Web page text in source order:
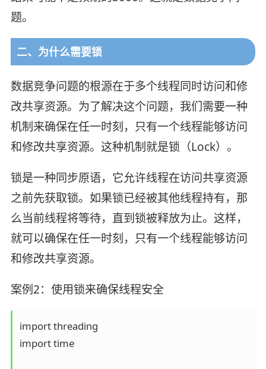
题。
二、为什么需要锁
数据竞争问题的根源在于多个线程同时访问和修
改共享资源。为了解决这个问题，我们需要一种
机制来确保在任一时刻，只有一个线程能够访问
和修改共享资源。这种机制就是锁（Lock）。
锁是一种同步原语，它允许线程在访问共享资源
之前先获取锁。如果锁已经被其他线程持有，那
么当前线程将等待，直到锁被释放为止。这样，
就可以确保在任一时刻，只有一个线程能够访问
和修改共享资源。
案例2：使用锁来确保线程安全
import threading
import time